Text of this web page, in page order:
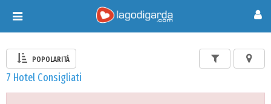
Toggle
navigation
POPOLARITÀ
7 Hotel Consigliati